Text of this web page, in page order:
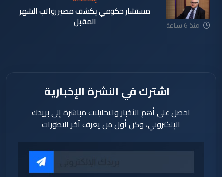
منذ 6 ساعة
مستشار حكومي يكشف مصير رواتب الشهر
المقبل
اشترك في النشرة الإخبارية
احصل على أهم الأخبار والتحليلات مباشرة إلى بريدك
الإلكتروني، وكن أول من يعرف آخر التطورات